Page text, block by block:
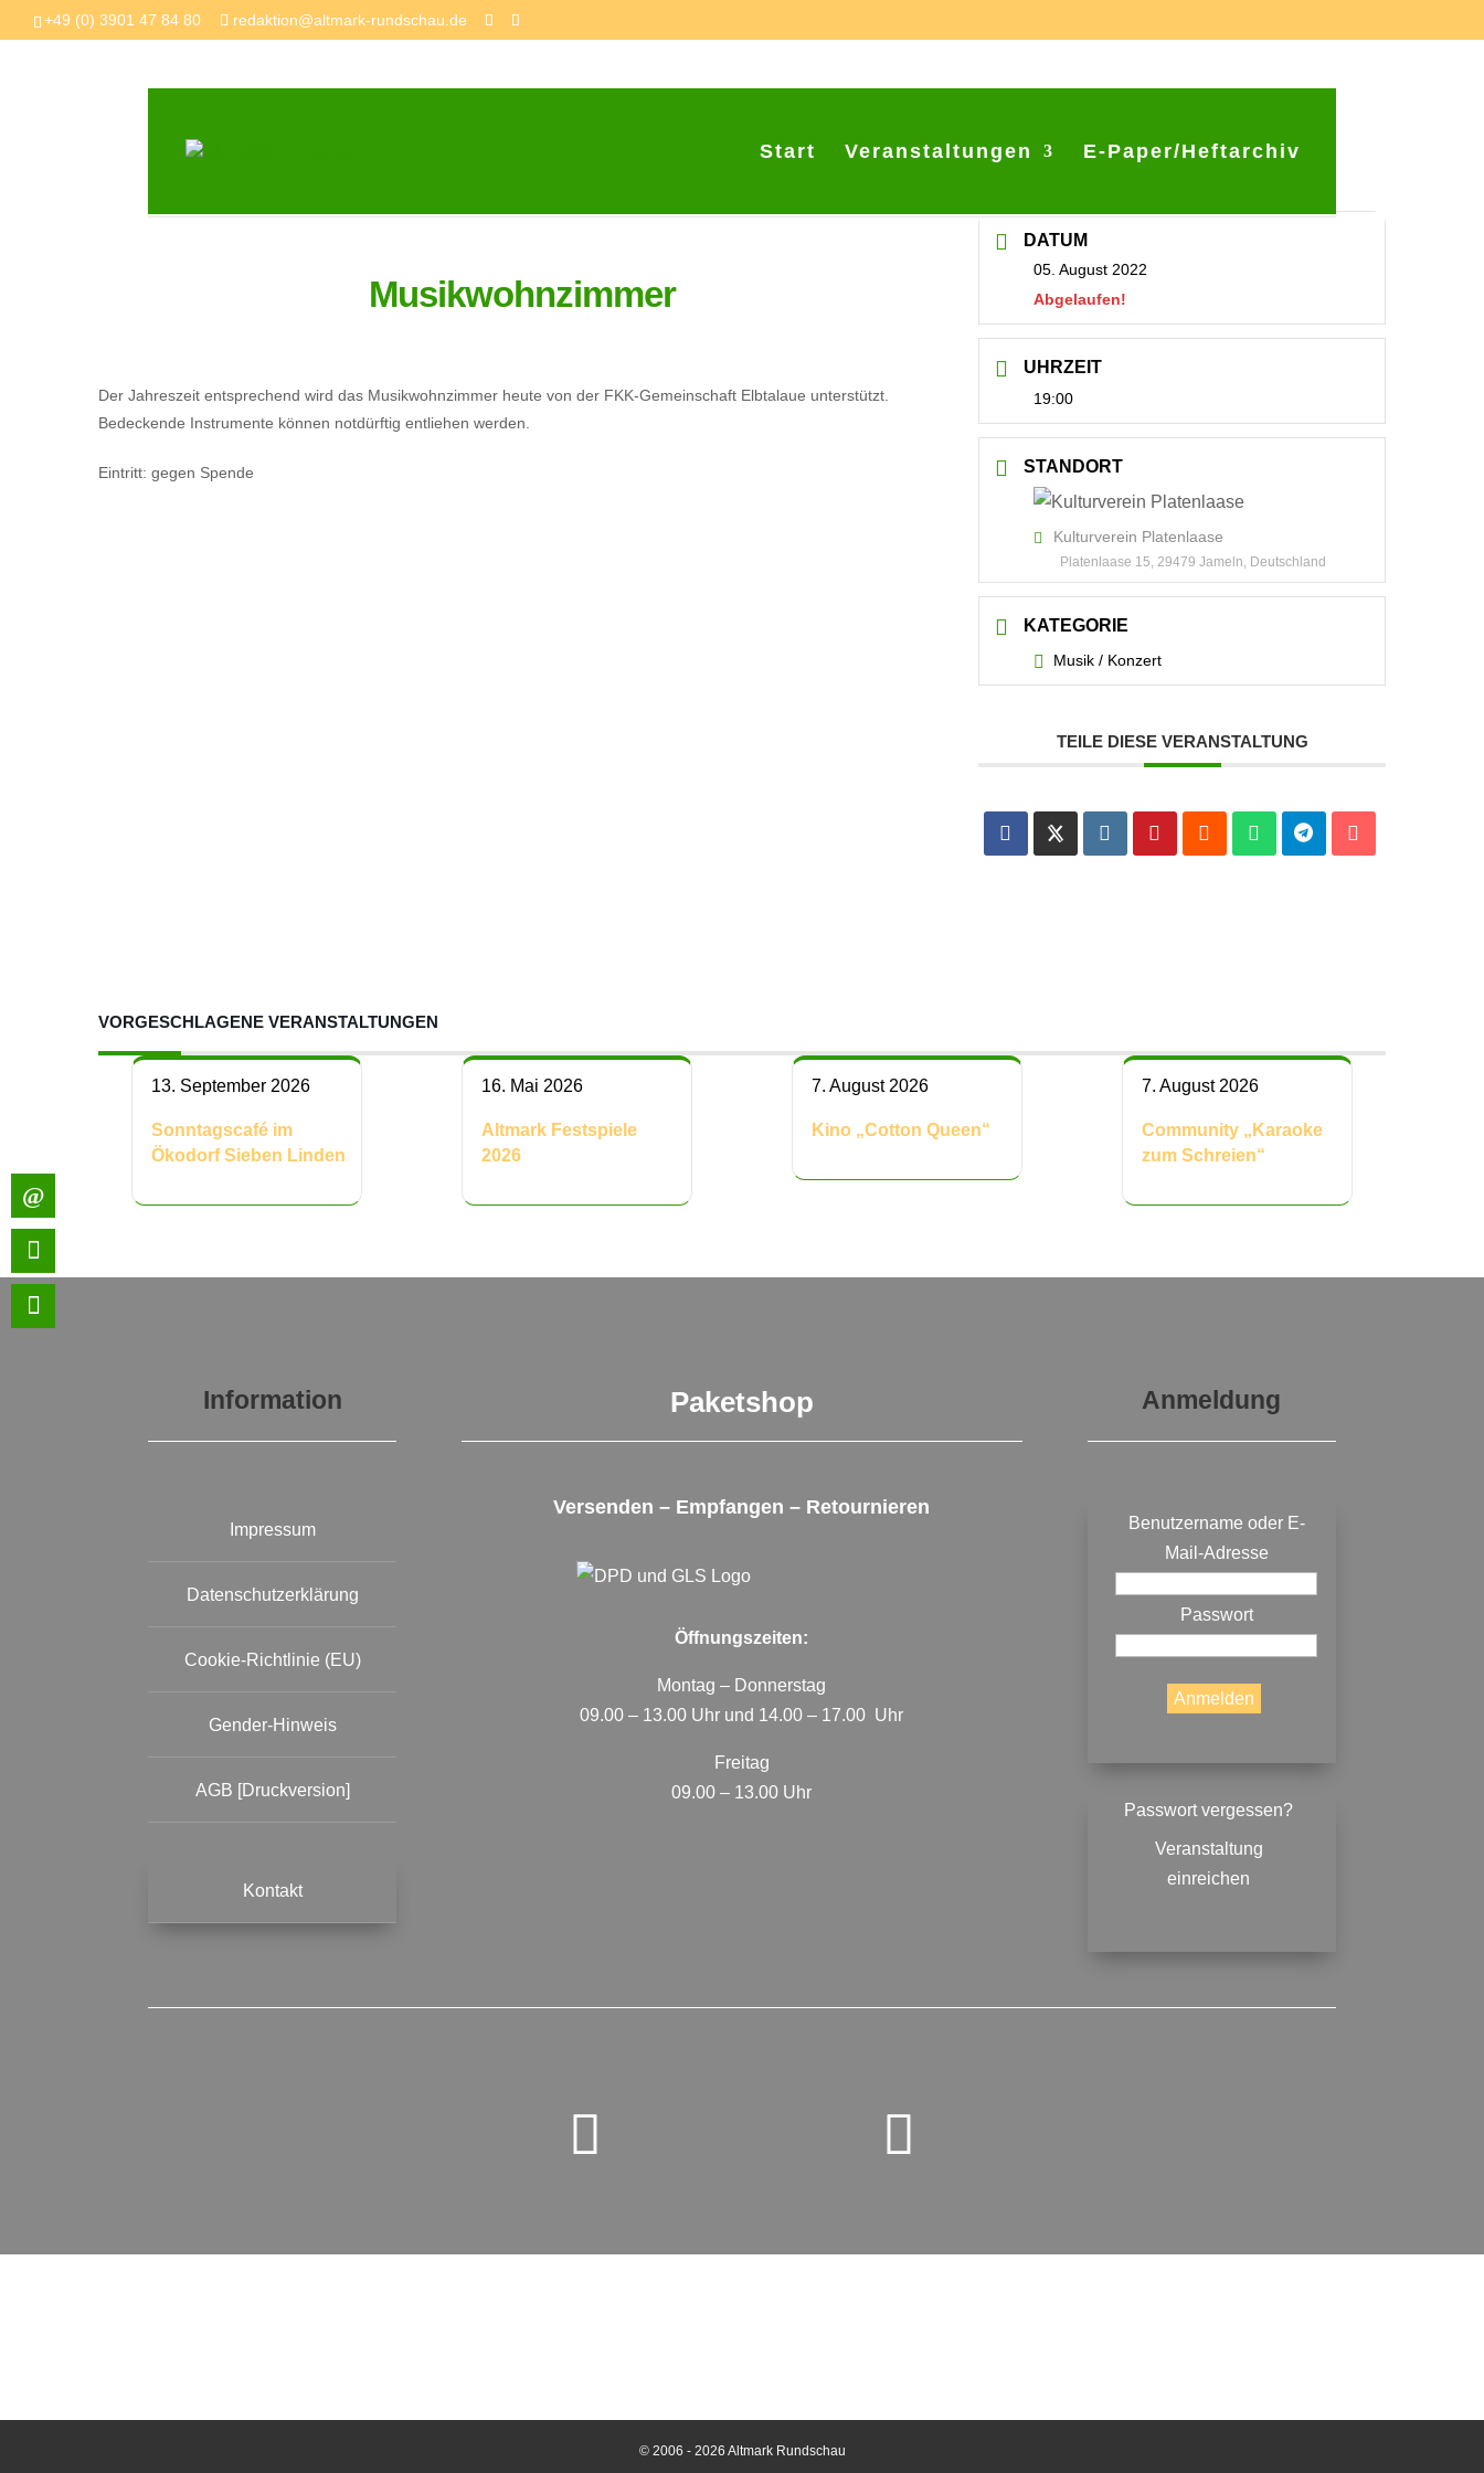
+49 (0) 3901 47 84 80 redaktion@altmark-rundschau.de
Start Veranstaltungen E-Paper/Heftarchiv
Musikwohnzimmer
Der Jahreszeit entsprechend wird das Musikwohnzimmer heute von der FKK-Gemeinschaft Elbtalaue unterstützt.
Bedeckende Instrumente können notdürftig entliehen werden.
Eintritt: gegen Spende
DATUM
05. August 2022
Abgelaufen!
UHRZEIT
19:00
STANDORT
Kulturverein Platenlaase
Platenlaase 15, 29479 Jameln, Deutschland
KATEGORIE
Musik / Konzert
TEILE DIESE VERANSTALTUNG
VORGESCHLAGENE VERANSTALTUNGEN
13. September 2026
Sonntagscafé im
Ökodorf Sieben Linden
16. Mai 2026
Altmark Festspiele
2026
7. August 2026
Kino „Cotton Queen“
7. August 2026
Community „Karaoke
zum Schreien“
Information
Impressum
Datenschutzerklärung
Cookie-Richtlinie (EU)
Gender-Hinweis
AGB [Druckversion]
Kontakt
Paketshop
Versenden – Empfangen – Retournieren
Öffnungszeiten:
Montag – Donnerstag
09.00 – 13.00 Uhr und 14.00 – 17.00 Uhr
Freitag
09.00 – 13.00 Uhr
Anmeldung
Benutzername oder E-
Mail-Adresse
Passwort
Passwort vergessen?
Veranstaltung
einreichen
© 2006 - 2026 Altmark Rundschau